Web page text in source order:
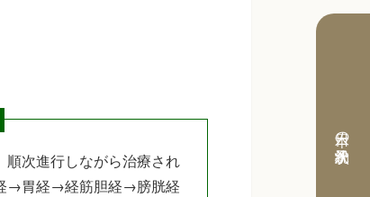
本日の予約状況
次進行しながら治療され
→胃経→経筋胆経→膀胱経